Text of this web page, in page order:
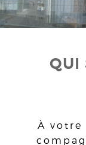
QUI
À votre